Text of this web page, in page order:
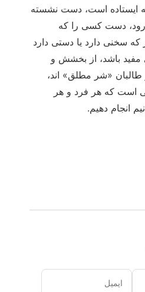
ایستاده است، دست نشسته
دست کسی را که
که سخنی دارد یا دستی دارد
مفید باشد، از بخشش و
طالبان «شر مطلق» اند،
است که هر فرد و هر
انجام دهیم.
نام ایمیل